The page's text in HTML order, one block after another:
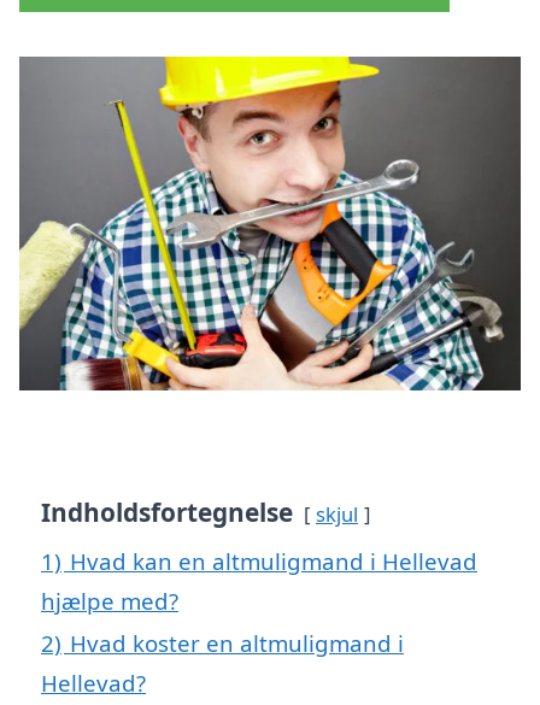
Indholdsfortegnelse skjul
1) Hvad kan en altmuligmand i Hellevad
hjælpe med?
2) Hvad koster en altmuligmand i
Hellevad?